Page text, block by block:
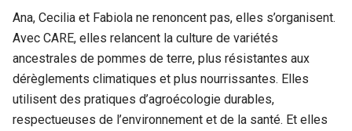
Ana, Cecilia et Fabiola ne renoncent pas, elles s’organisent.
Avec CARE, elles relancent la culture de variétés
ancestrales de pommes de terre, plus résistantes aux
dérèglements climatiques et plus nourrissantes. Elles
utilisent des pratiques d’agroécologie durables,
respectueuses de l’environnement et de la santé. Et elles